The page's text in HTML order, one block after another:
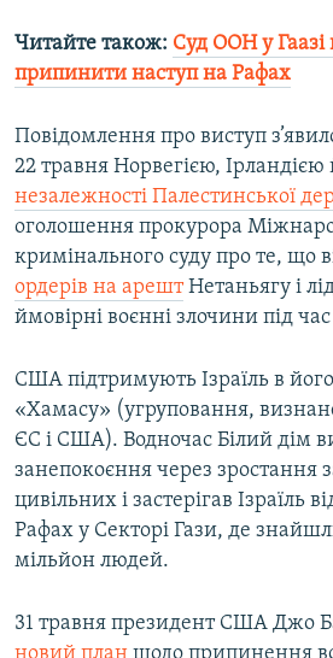
Читайте також: Суд ООН у Гаазі
припинити наступ на Рафах
Повідомлення про виступ
22 травня Норвегією, Ірландією
незалежності Палестинської
оголошення прокурора
кримінального суду про те, що
ордерів на арештНетаньягу і
ймовірні воєнні злочини під час
США підтримують Ізраїль в
«Хамасу» (угруповання,
ЄС і США). Водночас Білий дім
занепокоєння через зростання
цивільних і застерігав Ізраїль
Рафах у Секторі Гази, де
мільйон людей.
31 травня президент США Джо